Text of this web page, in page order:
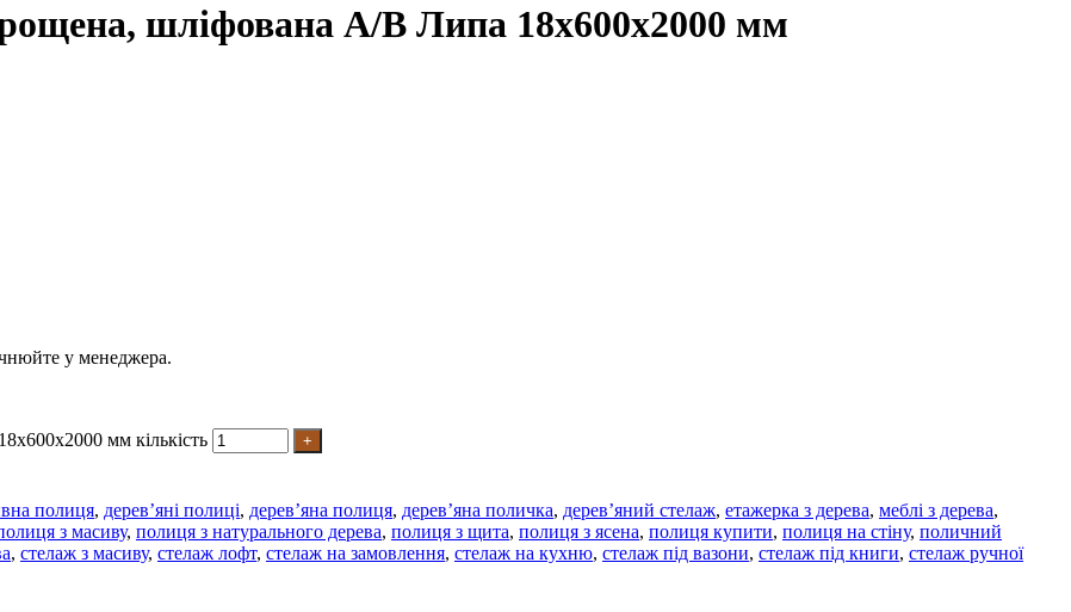
шліфована А/В Липа 18х600х2000 мм
у менеджера.
мм кількість
полиця, дерев’яні полиці, дерев’яна полиця, дерев’яна поличка, дерев’яний стелаж, етажерка з дерева, меблі з дерева,
з масиву, полиця з натурального дерева, полиця з щита, полиця з ясена, полиця купити, полиця на стіну, поличний
, стелаж з масиву, стелаж лофт, стелаж на замовлення, стелаж на кухню, стелаж під вазони, стелаж під книги, стелаж ручної